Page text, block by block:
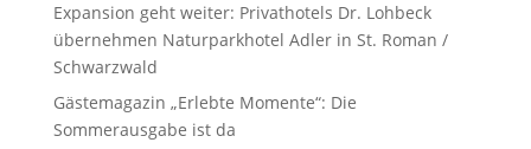
Expansion geht weiter: Privathotels Dr. Lohbeck
übernehmen Naturparkhotel Adler in St. Roman /
Schwarzwald
Gästemagazin „Erlebte Momente“: Die
Sommerausgabe ist da